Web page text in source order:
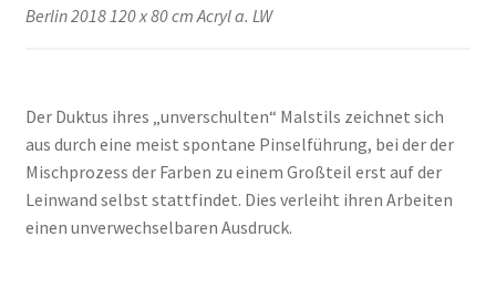
Berlin 2018 120 x 80 cm Acryl a. LW
Der Duktus ihres „unverschulten“ Malstils zeichnet sich
aus durch eine meist spontane Pinselführung, bei der der
Mischprozess der Farben zu einem Großteil erst auf der
Leinwand selbst stattfindet. Dies verleiht ihren Arbeiten
einen unverwechselbaren Ausdruck.